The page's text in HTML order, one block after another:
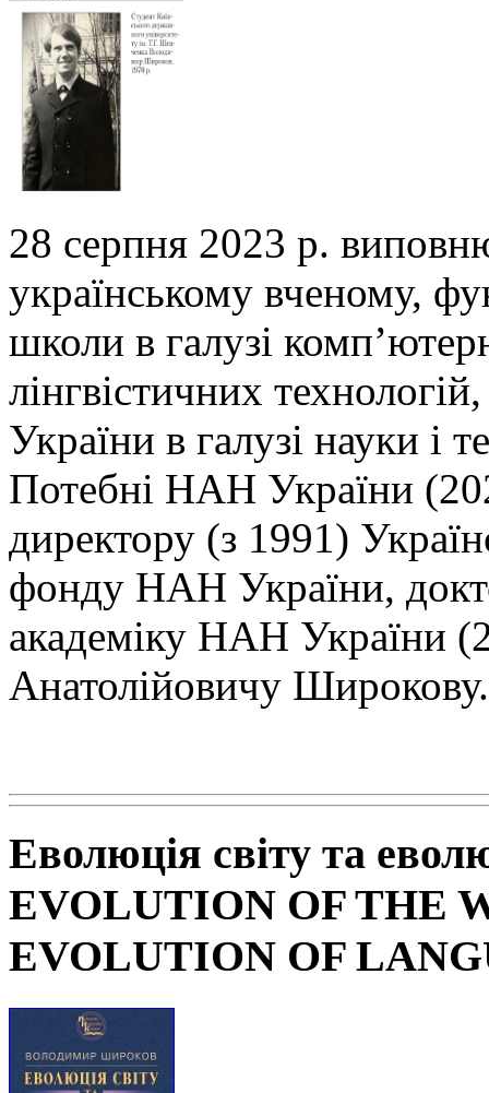
28 серпня 2023 р.
українському вченому,
школи в галузі
лінгвістичних
України в галузі науки і
Потебні НАН України
директору (з 1991)
фонду НАН України,
академіку НАН України
Анатолійовичу Широкову.
Еволюція світу та
EVOLUTION OF THE
EVOLUTION OF